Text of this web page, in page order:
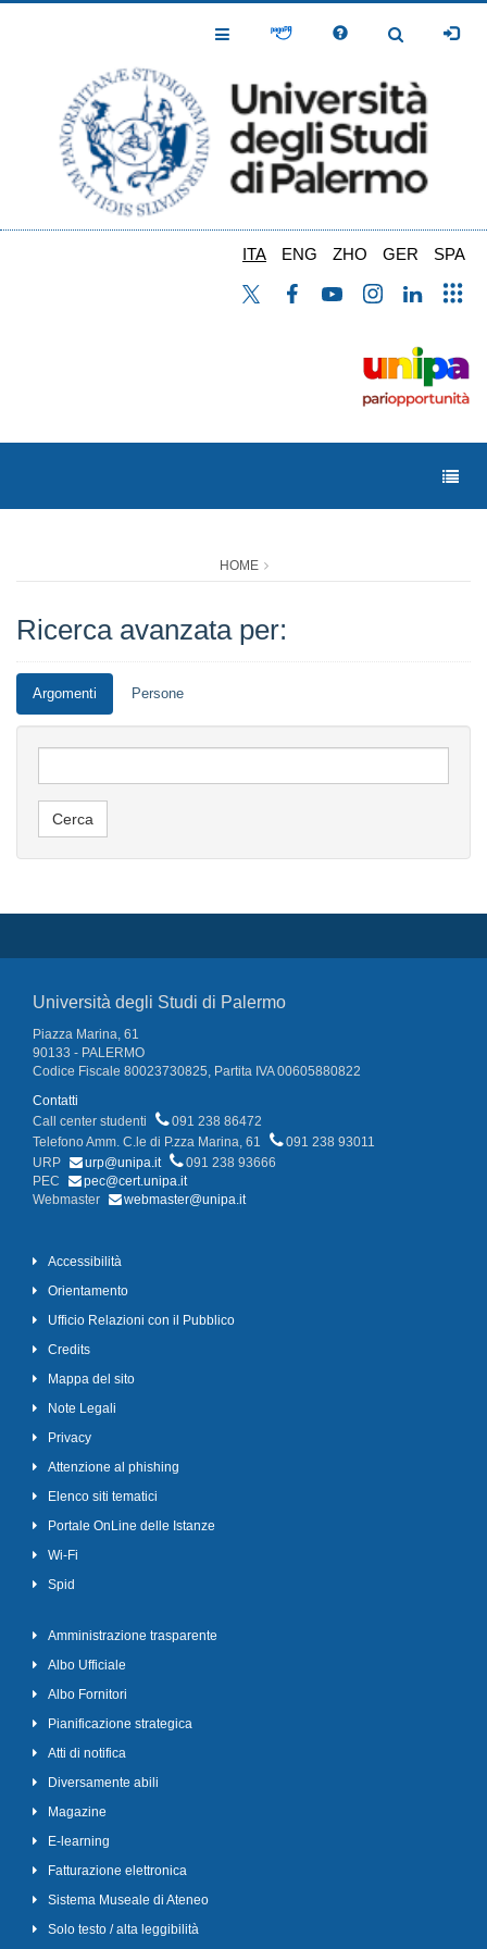
Toggle
Toggle
ITA ENG ZHO GER SPA
HOME
Ricerca avanzata per:
Argomenti Persone
Università degli Studi di Palermo
Piazza Marina, 61
90133 - PALERMO
Codice Fiscale 80023730825, Partita IVA 00605880822
Contatti
Call center studenti
091 238 86472
Telefono Amm. C.le di P.zza Marina, 61
091 238 93011
URP
urp@unipa.it
091 238 93666
PEC
pec@cert.unipa.it
Webmaster
webmaster@unipa.it
Accessibilità
Orientamento
Ufficio Relazioni con il Pubblico
Credits
Mappa del sito
Note Legali
Privacy
Attenzione al phishing
Elenco siti tematici
Portale OnLine delle Istanze
Wi-Fi
Spid
Amministrazione trasparente
Albo Ufficiale
Albo Fornitori
Pianificazione strategica
Atti di notifica
Diversamente abili
Magazine
E-learning
Fatturazione elettronica
Sistema Museale di Ateneo
Solo testo / alta leggibilità